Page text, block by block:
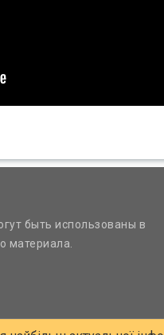
быть использованы в
материала.